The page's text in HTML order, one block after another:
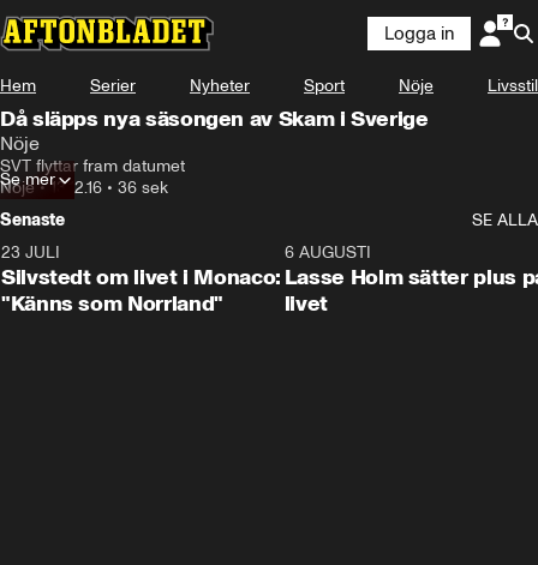
Logga in
Hem Serier Nyheter Sport Nöje Livsstil
Då släpps nya säsongen av Skam i Sverige
Nöje
SVT flyttar fram datumet
Nöje•13.12.16 • 36 sek
Se mer
Senaste
SE ALLA
23 JULI
Silvstedt om livet i Monaco:
"Känns som Norrland"
6 AUGUSTI
Lasse Holm sätter plus
livet